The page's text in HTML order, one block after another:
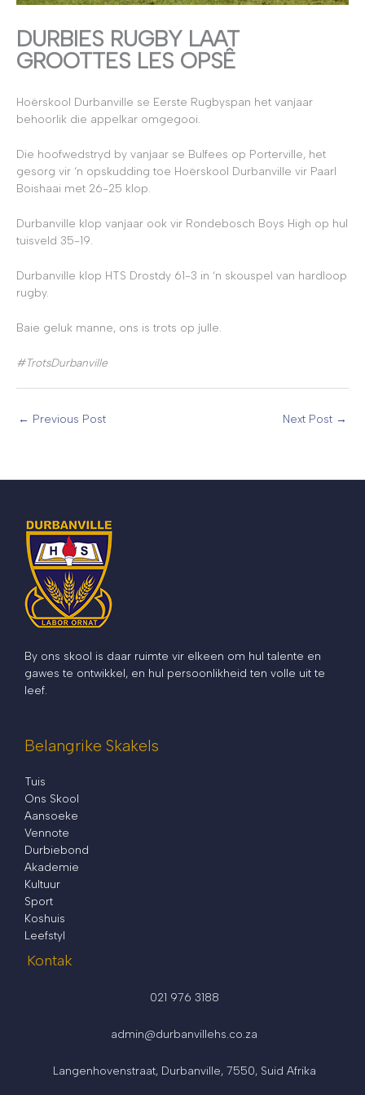
DURBIES RUGBY LAAT
GROOTTES LES OPSÊ
Hoërskool Durbanville se Eerste Rugbyspan het vanjaar
behoorlik die appelkar omgegooi.
Die hoofwedstryd by vanjaar se Bulfees op Porterville, het
gesorg vir ‘n opskudding toe Hoërskool Durbanville vir Paarl
Boishaai met 26-25 klop.
Durbanville klop vanjaar ook vir Rondebosch Boys High op hul
tuisveld 35-19.
Durbanville klop HTS Drostdy 61-3 in ‘n skouspel van hardloop
rugby.
Baie geluk manne, ons is trots op julle.
#TrotsDurbanville
← Previous Post Next Post →
By ons skool is daar ruimte vir elkeen om hul talente en
gawes te ontwikkel, en hul persoonlikheid ten volle uit te
leef.
Belangrike Skakels
Tuis
Ons Skool
Aansoeke
Vennote
Durbiebond
Akademie
Kultuur
Sport
Koshuis
Leefstyl
Kontak
021 976 3188
admin@durbanvillehs.co.za
Langenhovenstraat, Durbanville, 7550, Suid Afrika